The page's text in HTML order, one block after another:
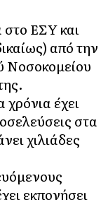
ΕΣΥ και
από την
Νοσοκομείου
χρόνια έχει
στα
χιλιάδες
εκπονήσει